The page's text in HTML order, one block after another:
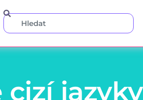
cizí jazyky